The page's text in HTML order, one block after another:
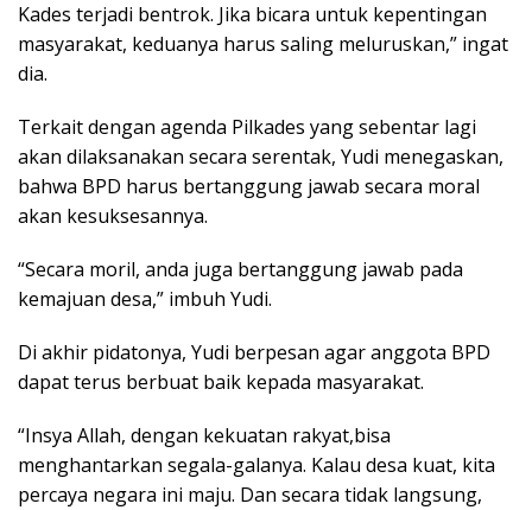
Kades terjadi bentrok. Jika bicara untuk kepentingan
masyarakat, keduanya harus saling meluruskan,” ingat
dia.
Terkait dengan agenda Pilkades yang sebentar lagi
akan dilaksanakan secara serentak, Yudi menegaskan,
bahwa BPD harus bertanggung jawab secara moral
akan kesuksesannya.
“Secara moril, anda juga bertanggung jawab pada
kemajuan desa,” imbuh Yudi.
Di akhir pidatonya, Yudi berpesan agar anggota BPD
dapat terus berbuat baik kepada masyarakat.
“Insya Allah, dengan kekuatan rakyat,bisa
menghantarkan segala-galanya. Kalau desa kuat, kita
percaya negara ini maju. Dan secara tidak langsung,